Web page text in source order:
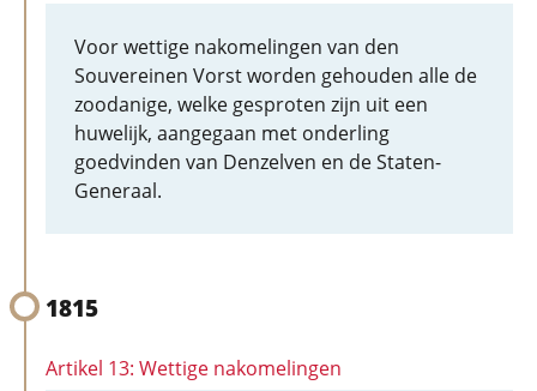
Voor wettige nakomelingen van den
Souvereinen Vorst worden gehouden alle de
zoodanige, welke gesproten zijn uit een
huwelijk, aangegaan met onderling
goedvinden van Denzelven en de Staten-
Generaal.
1815
Artikel 13: Wettige nakomelingen